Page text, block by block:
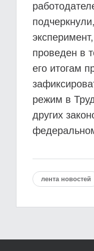
проведен в
его итогам
режим в
других
лента новостей